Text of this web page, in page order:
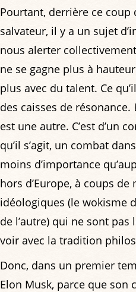
Pourtant, derrière ce
salvateur, il y a un sujet
nous alerter
ne se gagne plus à
plus avec du talent. Ce
des caisses de résonance.
est une autre. C’est d’un
qu’il s’agit, un combat
moins d’importance
hors d’Europe, à coups
idéologiques (le wokisme
de l’autre) qui ne sont pas
voir avec la tradition
Donc, dans un premier
Elon Musk, parce que son